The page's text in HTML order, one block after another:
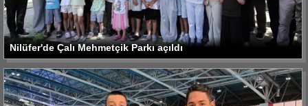
Nilüfer'de Çalı Mehmetçik Parkı açıldı